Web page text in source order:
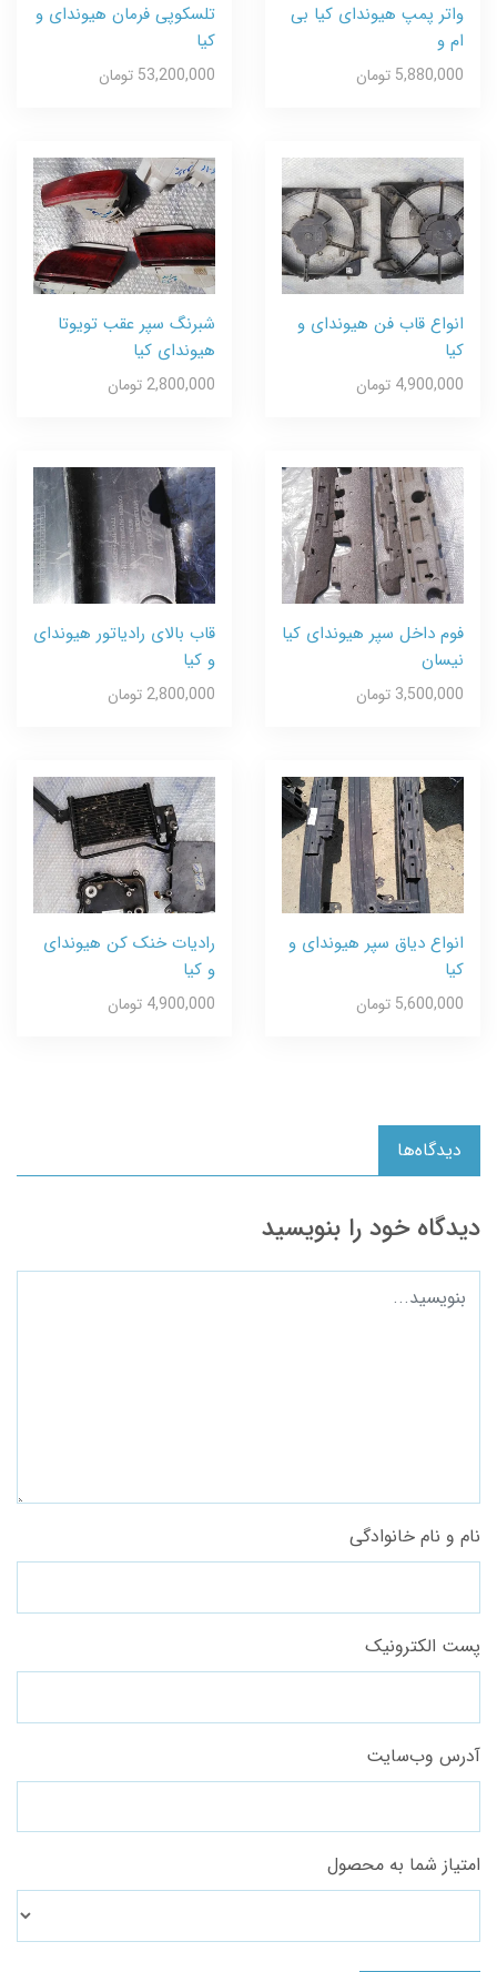
واتر پمپ هیوندای کیا بی
ام و
5,880,000 تومان
تلسکوپی فرمان هیوندای و
کیا
53,200,000 تومان
انواع قاب فن هیوندای و
کیا
4,900,000 تومان
شبرنگ سپر عقب تویوتا
هیوندای کیا
2,800,000 تومان
فوم داخل سپر هیوندای کیا
نیسان
3,500,000 تومان
قاب بالای رادیاتور هیوندای
و کیا
2,800,000 تومان
انواع دیاق سپر هیوندای و
کیا
5,600,000 تومان
رادیات خنک کن هیوندای
و کیا
4,900,000 تومان
دیدگاه‌ها
دیدگاه خود را بنویسید
نام و نام خانوادگی
پست الکترونیک
آدرس وب‌سایت
امتیاز شما به محصول